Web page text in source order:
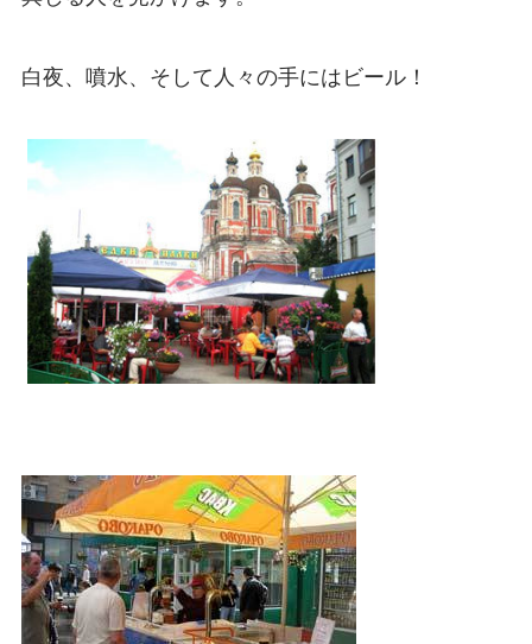
白夜、噴水、そして人々の手にはビール！